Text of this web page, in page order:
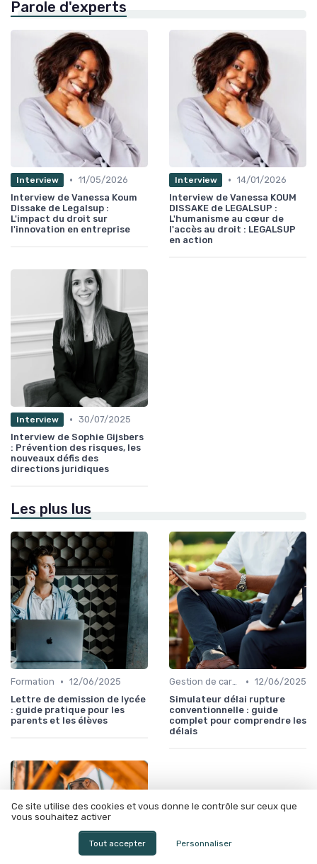
Parole d'experts
Interview • 11/05/2026
Interview de Vanessa Koum
Dissake de Legalsup :
L'impact du droit sur
l'innovation en entreprise
Interview • 14/01/2026
Interview de Vanessa KOUM
DISSAKE de LEGALSUP :
L'humanisme au cœur de
l'accès au droit : LEGALSUP
en action
Interview • 30/07/2025
Interview de Sophie Gijsbers
: Prévention des risques, les
nouveaux défis des
directions juridiques
Les plus lus
Formation • 12/06/2025
Lettre de demission de lycée
: guide pratique pour les
parents et les élèves
Gestion de carrière • 12/06/2025
Simulateur délai rupture
conventionnelle : guide
complet pour comprendre les
délais
Ce site utilise des cookies et vous donne le contrôle sur ceux que
vous souhaitez activer
Tout accepter Personnaliser